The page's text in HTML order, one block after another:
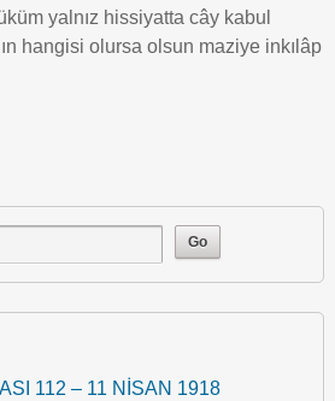
yalnız hissiyatta cây kabul
hangisi olursa olsun maziye inkılâp
112 – 11 NİSAN 1918